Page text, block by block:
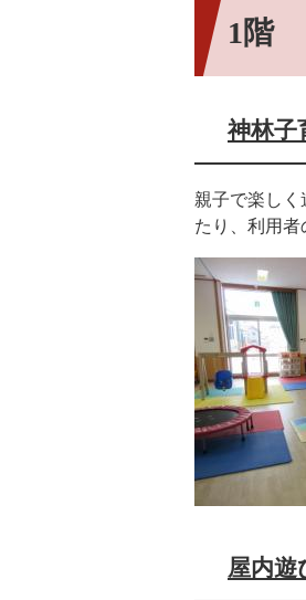
1階
神林子
親子で楽し
たり、利用者
屋内遊